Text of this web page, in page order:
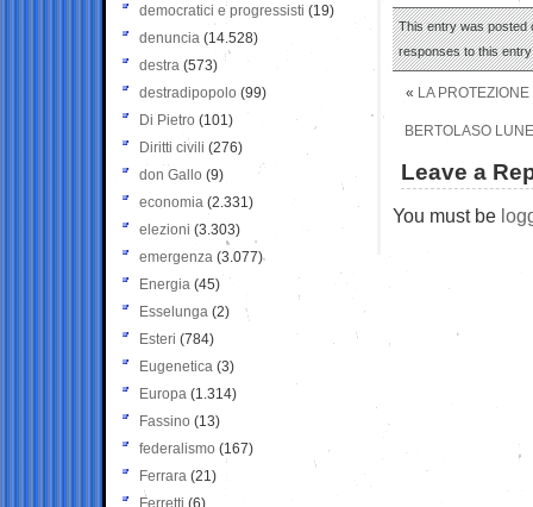
This entry was posted
responses to this
« LA
BERTOLASO
Leave a
You must be
democratici e progressisti (19)
denuncia (14.528)
destra (573)
destradipopolo (99)
Di Pietro (101)
Diritti civili (276)
don Gallo (9)
economia (2.331)
elezioni (3.303)
emergenza (3.077)
Energia (45)
Esselunga (2)
Esteri (784)
Eugenetica (3)
Europa (1.314)
Fassino (13)
federalismo (167)
Ferrara (21)
Ferretti (6)